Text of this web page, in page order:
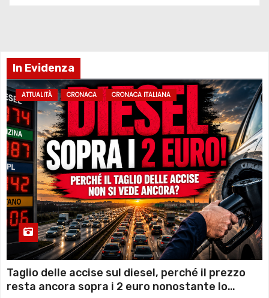
In Evidenza
ATTUALITÀ CRONACA CRONACA ITALIANA
Taglio delle accise sul diesel, perché il prezzo
resta ancora sopra i 2 euro nonostante lo